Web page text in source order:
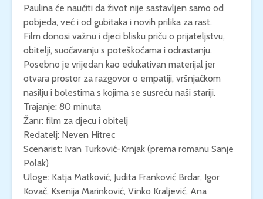
Paulina će naučiti da život nije sastavljen samo od
pobjeda, već i od gubitaka i novih prilika za rast.
Film donosi važnu i djeci blisku priču o prijateljstvu,
obitelji, suočavanju s poteškoćama i odrastanju.
Posebno je vrijedan kao edukativan materijal jer
otvara prostor za razgovor o empatiji, vršnjačkom
nasilju i bolestima s kojima se susreću naši stariji.
Trajanje: 80 minuta
Žanr: film za djecu i obitelj
Redatelj: Neven Hitrec
Scenarist: Ivan Turković-Krnjak (prema romanu Sanje
Polak)
Uloge: Katja Matković, Judita Franković Brdar, Igor
Kovač, Ksenija Marinković, Vinko Kraljević, Ana